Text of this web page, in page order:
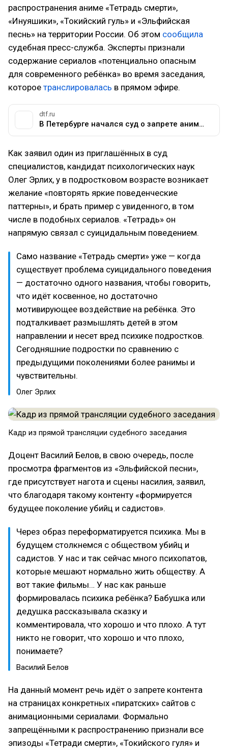
распространения аниме «Тетрадь смерти»,
«Инуяшики», «Токийский гуль» и «Эльфийская
песнь» на территории России. Об этом сообщила
судебная пресс-служба. Эксперты признали
содержание сериалов «потенциально опасным
для современного ребёнка» во время заседания,
которое транслировалась в прямом эфире.
dtf.ru
В Петербурге начался суд о запрете аниме: «Тетрадь смерти» и «Инуяшики» смотрят прямо на заседании — Аниме на DTF
Как заявил один из приглашённых в суд
специалистов, кандидат психологических наук
Олег Эрлих, у в подростковом возрасте возникает
желание «повторять яркие поведенческие
паттерны», и брать пример с увиденного, в том
числе в подобных сериалов. «Тетрадь» он
напрямую связал с суицидальным поведением.
Само название «Тетрадь смерти» уже — когда
существует проблема суицидального поведения
— достаточно одного названия, чтобы говорить,
что идёт косвенное, но достаточно
мотивирующее воздействие на ребёнка. Это
подталкивает размышлять детей в этом
направлении и несет вред психике подростков.
Сегодняшние подростки по сравнению с
предыдущими поколениями более ранимы и
чувствительны.
Олег Эрлих
Кадр из прямой трансляции судебного заседания
Доцент Василий Белов, в свою очередь, после
просмотра фрагментов из «Эльфийской песни»,
где присутствует нагота и сцены насилия, заявил,
что благодаря такому контенту «формируется
будущее поколение убийц и садистов».
Через образ переформатируется психика. Мы в
будущем столкнемся с обществом убийц и
садистов. У нас и так сейчас много психопатов,
которые мешают нормально жить обществу. А
вот такие фильмы… У нас как раньше
формировалась психика ребёнка? Бабушка или
дедушка рассказывала сказку и
комментировала, что хорошо и что плохо. А тут
никто не говорит, что хорошо и что плохо,
понимаете?
Василий Белов
На данный момент речь идёт о запрете контента
на страницах конкретных «пиратских» сайтов с
анимационными сериалами. Формально
запрещёнными к распространению признали все
эпизоды «Тетради смерти», «Токийского гуля» и